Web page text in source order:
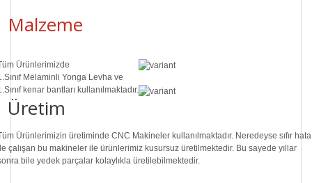
Malzeme
Ürünlerimizde
Melaminli Yonga Levha ve
kenar bantları kullanılmaktadır.
Üretim
Ürünlerimizin üretiminde CNC Makineler kullanılmaktadır. Neredeyse sıfır hata
çalışan bu makineler ile ürünlerimiz kusursuz üretilmektedir. Bu sayede yıllar
bile yedek parçalar kolaylıkla üretilebilmektedir.